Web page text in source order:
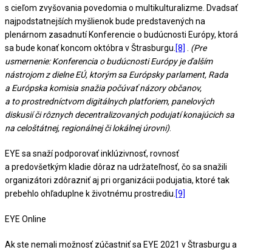
s cieľom zvyšovania povedomia o multikulturalizme. Dvadsať
najpodstatnejších myšlienok bude predstavených na
plenárnom zasadnutí Konferencie o budúcnosti Európy, ktorá
sa bude konať koncom októbra v Štrasburgu. [8]
(Pre
usmernenie: Konferencia o budúcnosti Európy je ďalším
nástrojom z dielne EÚ, ktorým sa Európsky parlament, Rada
a Európska komisia snažia počúvať názory občanov,
a to prostredníctvom digitálnych platforiem, panelových
diskusií či rôznych decentralizovaných podujatí konajúcich sa
na celoštátnej, regionálnej či lokálnej úrovni).
EYE sa snaží podporovať inklúzivnosť, rovnosť
a predovšetkým kladie dôraz na udržateľnosť, čo sa snažili
organizátori zdôrazniť aj pri organizácii podujatia, ktoré tak
prebehlo ohľaduplne k životnému prostrediu. [9]
EYE Online
Ak ste nemali možnosť zúčastniť sa EYE 2021 v Štrasburgu a